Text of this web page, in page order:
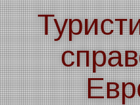
Skip
to
content